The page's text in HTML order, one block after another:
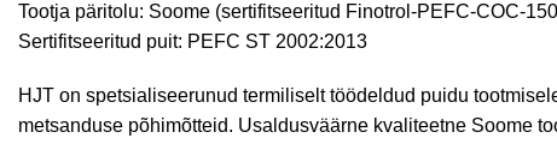
Tootja päritolu: Soome (sertifitseeritud Finotrol-PEFC-COC-
Sertifitseeritud puit: PEFC ST 2002:2013
HJT on spetsialiseerunud termiliselt töödeldud puidu
metsanduse põhimõtteid. Usaldusväärne kvaliteetne Soome